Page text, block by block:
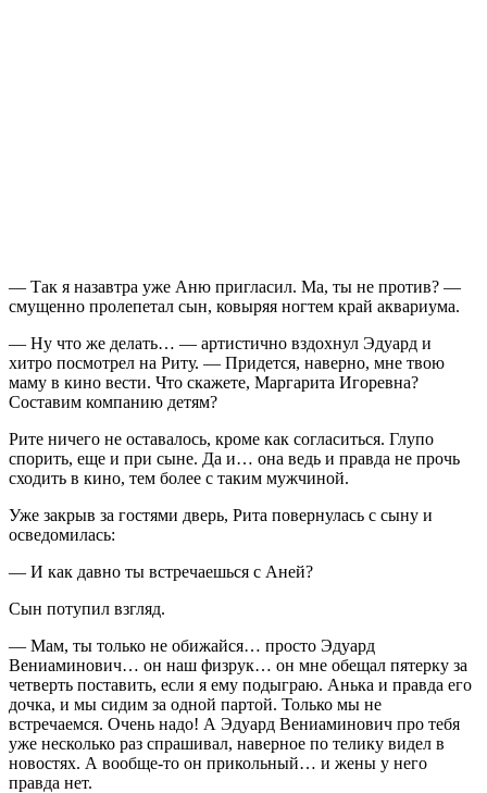
— Так я назавтра уже Аню пригласил. Ма, ты не против? —
смущенно пролепетал сын, ковыряя ногтем край аквариума.
— Ну что же делать… — артистично вздохнул Эдуард и
хитро посмотрел на Риту. — Придется, наверно, мне твою
маму в кино вести. Что скажете, Маргарита Игоревна?
Составим компанию детям?
Рите ничего не оставалось, кроме как согласиться. Глупо
спорить, еще и при сыне. Да и… она ведь и правда не прочь
сходить в кино, тем более с таким мужчиной.
Уже закрыв за гостями дверь, Рита повернулась с сыну и
осведомилась:
— И как давно ты встречаешься с Аней?
Сын потупил взгляд.
— Мам, ты только не обижайся… просто Эдуард
Вениаминович… он наш физрук… он мне обещал пятерку за
четверть поставить, если я ему подыграю. Анька и правда его
дочка, и мы сидим за одной партой. Только мы не
встречаемся. Очень надо! А Эдуард Вениаминович про тебя
уже несколько раз спрашивал, наверное по телику видел в
новостях. А вообще-то он прикольный… и жены у него
правда нет.